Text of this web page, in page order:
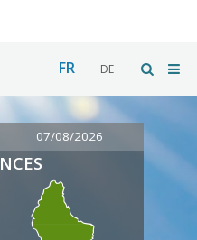
FR DE
07/08/2026